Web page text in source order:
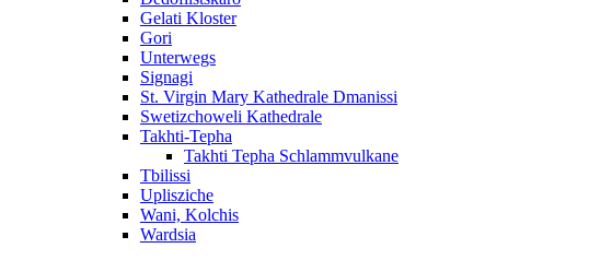
Gelati Kloster
Gori
Unterwegs
Signagi
St. Virgin Mary Kathedrale Dmanissi
Swetizchoweli Kathedrale
Takhti-Tepha
Takhti Tepha Schlammvulkane
Tbilissi
Uplisziche
Wani, Kolchis
Wardsia